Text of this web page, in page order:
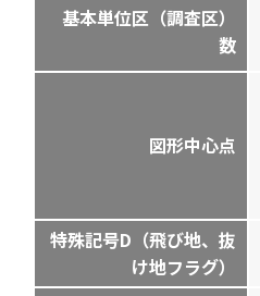
基本単位区（調査区）
数
図形中心点
特殊記号D（飛び地、抜
け地フラグ）